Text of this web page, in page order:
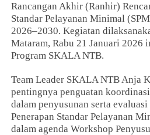
Rancangan Akhir (Ranhir)
Standar Pelayanan Minimal
2026–2030. Kegiatan
Mataram, Rabu 21 Januari 2026
Program SKALA NTB.
Team Leader SKALA NTB Anja
pentingnya penguatan
dalam penyusunan serta
Penerapan Standar Pelayanan
dalam agenda Workshop